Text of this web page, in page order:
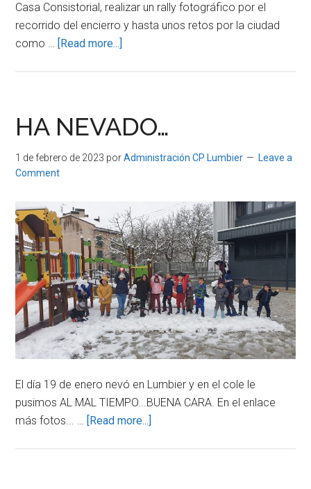
Casa Consistorial, realizar un rally fotográfico por el
recorrido del encierro y hasta unos retos por la ciudad
como … [Read more...]
GAYARRE
HA NEVADO…
1 de febrero de 2023 porAdministración CP Lumbier
Leave a
Comment
El día 19 de enero nevó en Lumbier y en el cole le
pusimos AL MAL TIEMPO...BUENA CARA. En el enlace
más fotos... … [Read more...]